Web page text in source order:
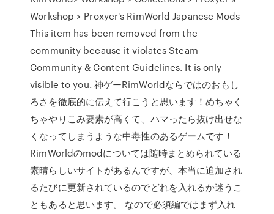
Workshop > Proxyer's RimWorld Japanese Mods
This item has been removed from the
community because it violates Steam
Community & Content Guidelines. It is only
visible to you. 神ゲーRimWorldならではのおもし
ろさを徹底的に伝えて行こうと思います！めちゃく
ちゃやりこみ要素が高くて、ハマったら抜け出せな
くなってしまうような中毒性のあるゲームです！
RimWorldのmodについては随時まとめられている
素晴らしいサイトがあるんですが、本当に追加され
るたびに更新されているのでどれを入れるか迷うこ
ともあると思います。 なので必須編ではまず入れ